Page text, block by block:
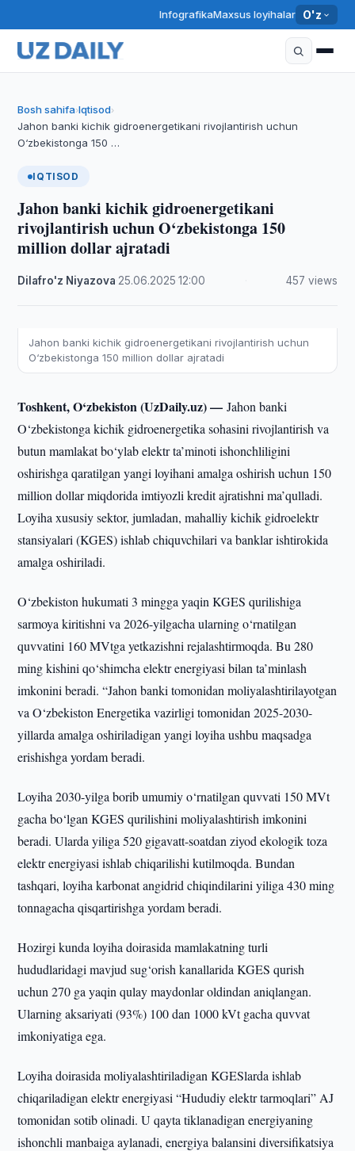
InfografikaMaxsus loyihalar O'z
Bosh sahifa›Iqtisod›
Jahon banki kichik gidroenergetikani rivojlantirish uchun
O‘zbekistonga 150 …
IQTISOD
Jahon banki kichik gidroenergetikani
rivojlantirish uchun O‘zbekistonga 150
million dollar ajratadi
Dilafro'z Niyazova 25.06.2025 ·12:00 457 views
Jahon banki kichik gidroenergetikani rivojlantirish uchun
O‘zbekistonga 150 million dollar ajratadi
Toshkent, O‘zbekiston (UzDaily.uz) —Jahon banki
O‘zbekistonga kichik gidroenergetika sohasini rivojlantirish va
butun mamlakat bo‘ylab elektr ta’minoti ishonchliligini
oshirishga qaratilgan yangi loyihani amalga oshirish uchun 150
million dollar miqdorida imtiyozli kredit ajratishni ma’qulladi.
Loyiha xususiy sektor, jumladan, mahalliy kichik gidroelektr
stansiyalari (KGES) ishlab chiquvchilari va banklar ishtirokida
amalga oshiriladi.
O‘zbekiston hukumati 3 mingga yaqin KGES qurilishiga
sarmoya kiritishni va 2026-yilgacha ularning o‘rnatilgan
quvvatini 160 MVtga yetkazishni rejalashtirmoqda. Bu 280
ming kishini qo‘shimcha elektr energiyasi bilan ta’minlash
imkonini beradi. “Jahon banki tomonidan moliyalashtirilayotgan
va O‘zbekiston Energetika vazirligi tomonidan 2025-2030-
yillarda amalga oshiriladigan yangi loyiha ushbu maqsadga
erishishga yordam beradi.
Loyiha 2030-yilga borib umumiy o‘rnatilgan quvvati 150 MVt
gacha bo‘lgan KGES qurilishini moliyalashtirish imkonini
beradi. Ularda yiliga 520 gigavatt-soatdan ziyod ekologik toza
elektr energiyasi ishlab chiqarilishi kutilmoqda. Bundan
tashqari, loyiha karbonat angidrid chiqindilarini yiliga 430 ming
tonnagacha qisqartirishga yordam beradi.
Hozirgi kunda loyiha doirasida mamlakatning turli
hududlaridagi mavjud sug‘orish kanallarida KGES qurish
uchun 270 ga yaqin qulay maydonlar oldindan aniqlangan.
Ularning aksariyati (93%) 100 dan 1000 kVt gacha quvvat
imkoniyatiga ega.
Loyiha doirasida moliyalashtiriladigan KGESlarda ishlab
chiqariladigan elektr energiyasi “Hududiy elektr tarmoqlari” AJ
tomonidan sotib olinadi. U qayta tiklanadigan energiyaning
ishonchli manbaiga aylanadi, energiya balansini diversifikatsiya